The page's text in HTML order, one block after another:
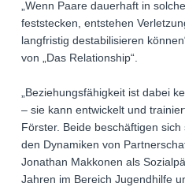
„Wenn Paare dauerhaft in
feststecken, entstehen
langfristig destabilisieren
von „Das Relationship“.
„Beziehungsfähigkeit ist dabei
– sie kann entwickelt und
Förster. Beide beschäftigen
den Dynamiken von
Jonathan Makkonen als
Jahren im Bereich Jugendhilfe